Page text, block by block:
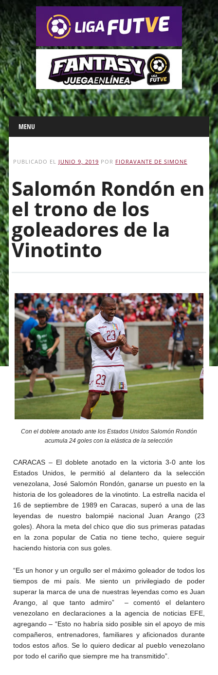
Main menu
Skip
to
content
MENU
PUBLICADO EL JUNIO 9, 2019 POR FIORAVANTE DE SIMONE
Salomón Rondón en
el trono de los
goleadores de la
Vinotinto
Con el doblete anotado ante los Estados Unidos Salomón Rondón
acumula 24 goles con la elástica de la selección
CARACAS – El doblete anotado en la victoria 3-0 ante los
Estados Unidos, le permitió al delantero da la selección
venezolana, José Salomón Rondón, ganarse un puesto en la
historia de los goleadores de la vinotinto. La estrella nacida el
16 de septiembre de 1989 en Caracas, superó a una de las
leyendas de nuestro balompié nacional Juan Arango (23
goles). Ahora la meta del chico que dio sus primeras patadas
en la zona popular de Catia no tiene techo, quiere seguir
haciendo historia con sus goles.
“Es un honor y un orgullo ser el máximo goleador de todos los
tiempos de mi país. Me siento un privilegiado de poder
superar la marca de una de nuestras leyendas como es Juan
Arango, al que tanto admiro” – comentó el delantero
venezolano en declaraciones a la agencia de noticias EFE,
agregando – “Esto no habría sido posible sin el apoyo de mis
compañeros, entrenadores, familiares y aficionados durante
todos estos años. Se lo quiero dedicar al pueblo venezolano
por todo el cariño que siempre me ha transmitido”.